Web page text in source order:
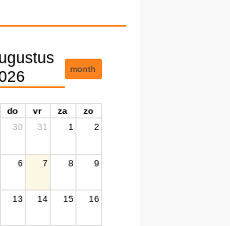
month
do vr za
zo
30 31 1 2
6 7 8 9
13 14 15 16